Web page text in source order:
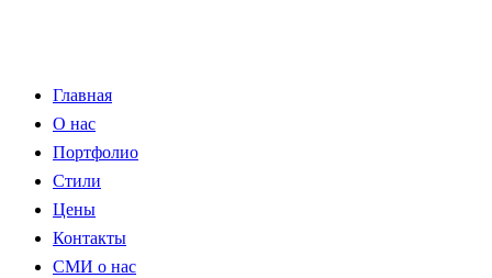
Главная
О нас
Портфолио
Стили
Цены
Контакты
СМИ о нас